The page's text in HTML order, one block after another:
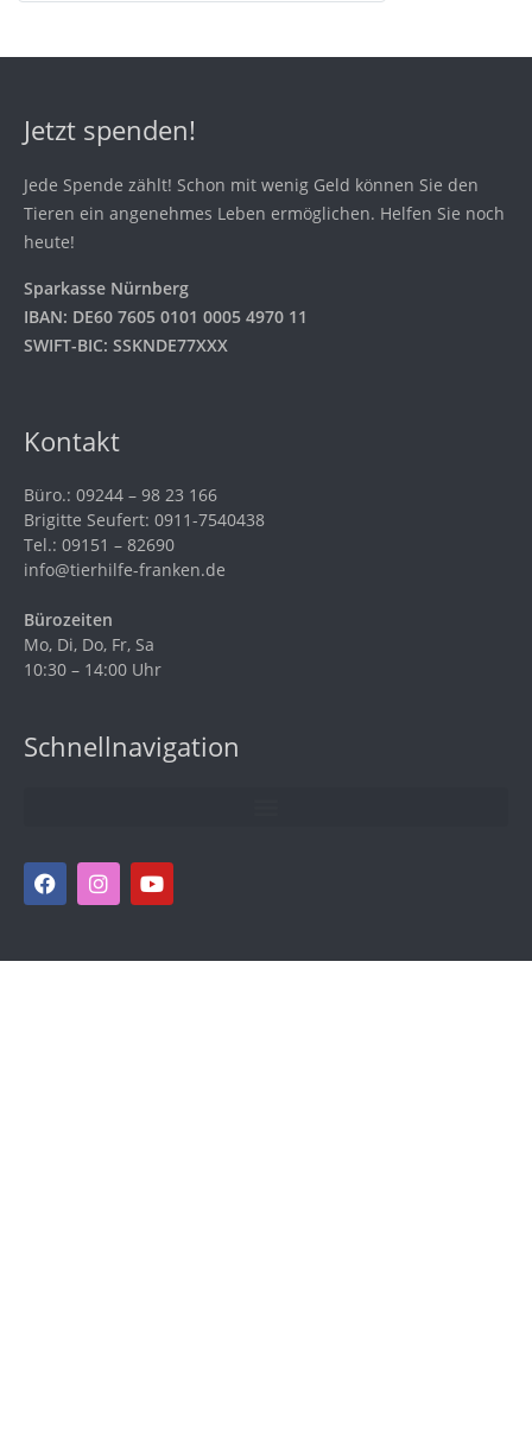
Jetzt spenden!
Jede Spende zählt! Schon mit wenig Geld können Sie den
Tieren ein angenehmes Leben ermöglichen. Helfen Sie noch
heute!
Sparkasse Nürnberg
IBAN: DE60 7605 0101 0005 4970 11
SWIFT-BIC: SSKNDE77XXX
Kontakt
Büro.: 09244 – 98 23 166
Brigitte Seufert: 0911-7540438
Tel.: 09151 – 82690
info@tierhilfe-franken.de
Bürozeiten
Mo, Di, Do, Fr, Sa
10:30 – 14:00 Uhr
Schnellnavigation